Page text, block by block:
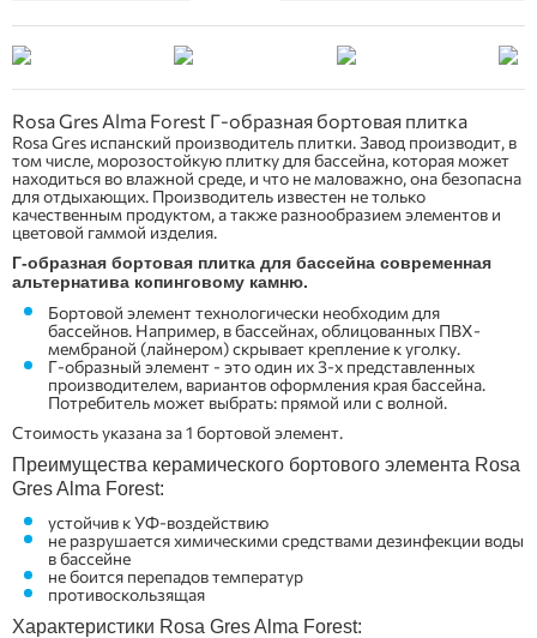
Rosa Gres Alma Forest Г-образная бортовая плитка
Rosa Gres испанский производитель плитки. Завод производит, в
том числе, морозостойкую плитку для бассейна, которая может
находиться во влажной среде, и что не маловажно, она безопасна
для отдыхающих. Производитель известен не только
качественным продуктом, а также разнообразием элементов и
цветовой гаммой изделия.
Г-образная бортовая плитка для бассейна современная
альтернатива копинговому камню.
Бортовой элемент технологически необходим для
бассейнов. Например, в бассейнах, облицованных ПВХ-
мембраной (лайнером) скрывает крепление к уголку.
Г-образный элемент - это один их 3-х представленных
производителем, вариантов оформления края бассейна.
Потребитель может выбрать: прямой или с волной.
Стоимость указана за 1 бортовой элемент.
Преимущества керамического бортового элемента Rosa
Gres Alma Forest:
устойчив к УФ-воздействию
не разрушается химическими средствами дезинфекции воды
в бассейне
не боится перепадов температур
противоскользящая
Характеристики Rosa Gres Alma Forest: